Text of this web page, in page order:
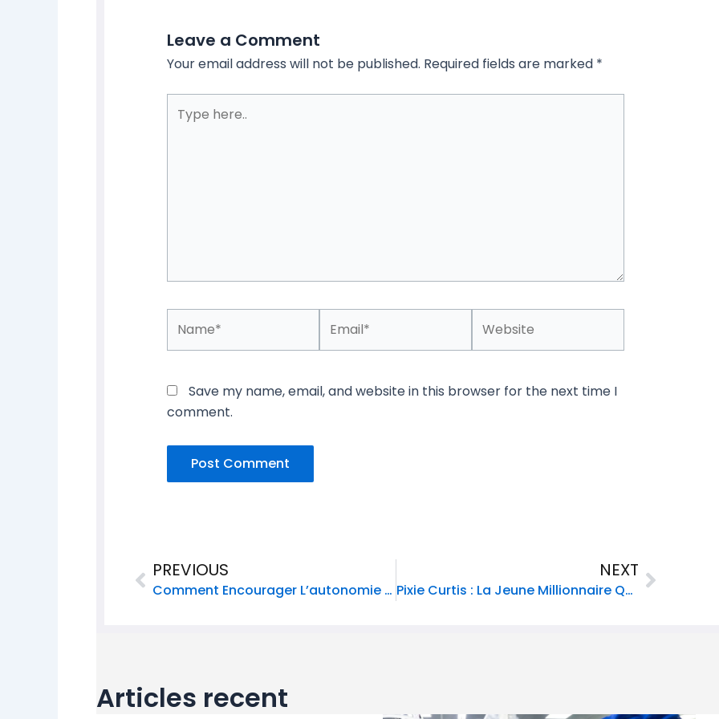
Leave a Comment
Your email address will not be published. Required fields are marked *
here..
Save my name, email, and website in this browser for the next time I
comment.
Prev
PREVIOUS
Comment Encourager L’autonomie Et La Responsabilité De Votre Enfant À Travers Les Tâches Ménagères : Astuces Et Conseils
NEXT
Pixie Curtis : La Jeune Millionnaire Qui Prend Sa Retraite À Seulement 11 Ans
Next
Articles recent